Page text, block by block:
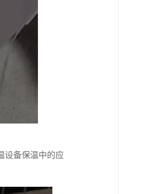
设备保温中的应